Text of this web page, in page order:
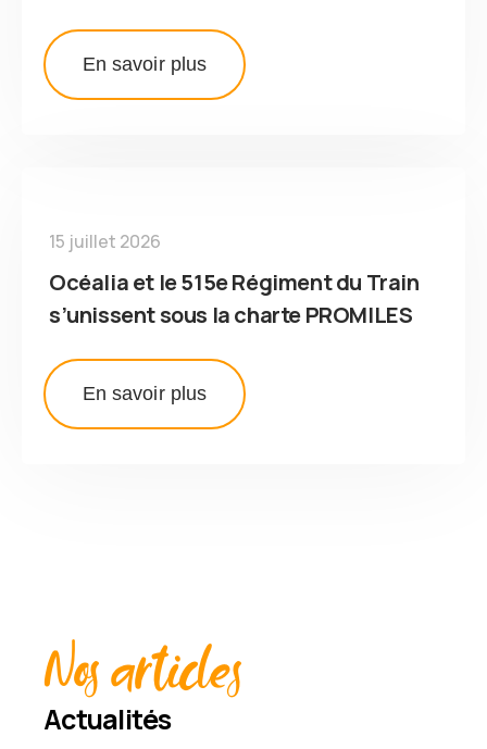
En savoir plus
15 juillet 2026
Océalia et le 515e Régiment du Train
s’unissent sous la charte PROMILES
En savoir plus
Nos articles
Actualités